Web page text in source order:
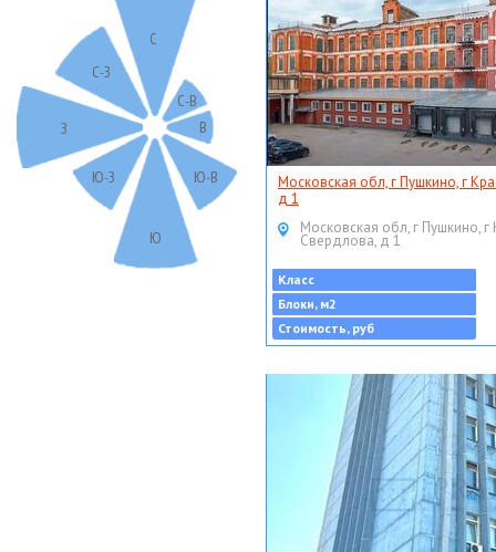
С
С-В
В
Ю-В
Ю
Ю-З
З
С-З
Московская обл, г Пушкино, г
д 1
Московская обл, г Пушкино, г
Свердлова, д 1
Класс
Блоки, м2
Стоимость, руб